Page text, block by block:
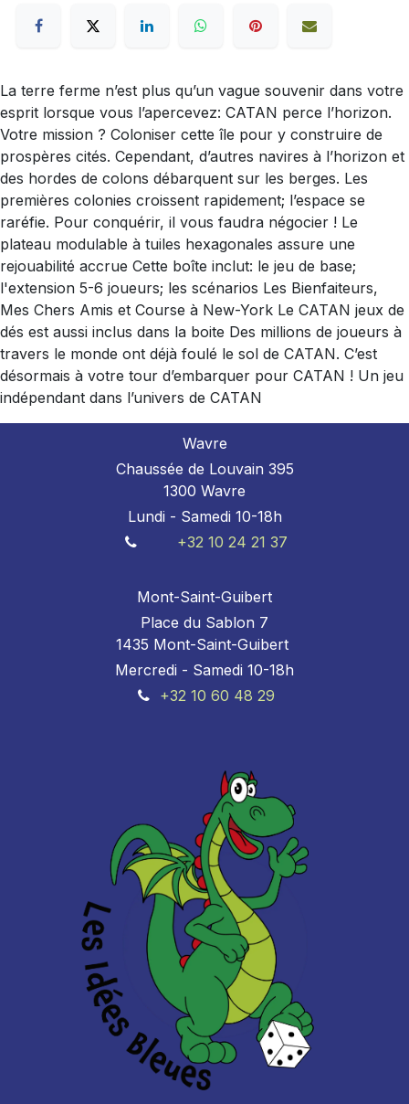
La terre ferme n’est plus qu’un vague souvenir dans votre
esprit lorsque vous l’apercevez: CATAN perce l’horizon.
Votre mission ? Coloniser cette île pour y construire de
prospères cités. Cependant, d’autres navires à l’horizon et
des hordes de colons débarquent sur les berges. Les
premières colonies croissent rapidement; l’espace se
raréfie. Pour conquérir, il vous faudra négocier ! Le
plateau modulable à tuiles hexagonales assure une
rejouabilité accrue Cette boîte inclut: le jeu de base;
l'extension 5-6 joueurs; les scénarios Les Bienfaiteurs,
Mes Chers Amis et Course à New-York Le CATAN jeux de
dés est aussi inclus dans la boite Des millions de joueurs à
travers le monde ont déjà foulé le sol de CATAN. C’est
désormais à votre tour d’embarquer pour CATAN ! Un jeu
indépendant dans l’univers de CATAN
Wavre
Chaussée de Louvain 395
1300 Wavre
Lundi - Samedi 10-18h
+32 10 24 21 37
Mont-Saint-Guibert
Place du Sablon 7
1435 Mont-Saint-Guibert
Mercredi - Samedi 10-18h
+32 10 60 48 29